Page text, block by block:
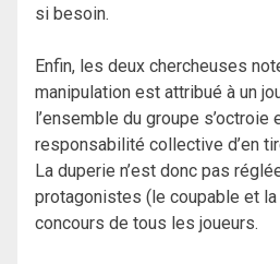
si besoin.
Enfin, les deux chercheuses
manipulation est attribué à un
l’ensemble du groupe s’octroie
responsabilité collective d’en
La duperie n’est donc pas
protagonistes (le coupable et
concours de tous les joueurs.